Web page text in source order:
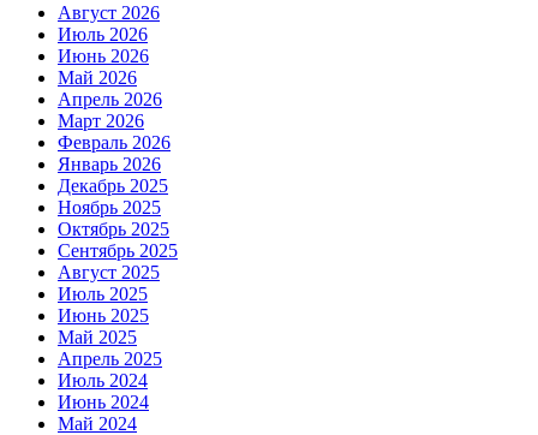
Август 2026
Июль 2026
Июнь 2026
Май 2026
Апрель 2026
Март 2026
Февраль 2026
Январь 2026
Декабрь 2025
Ноябрь 2025
Октябрь 2025
Сентябрь 2025
Август 2025
Июль 2025
Июнь 2025
Май 2025
Апрель 2025
Июль 2024
Июнь 2024
Май 2024